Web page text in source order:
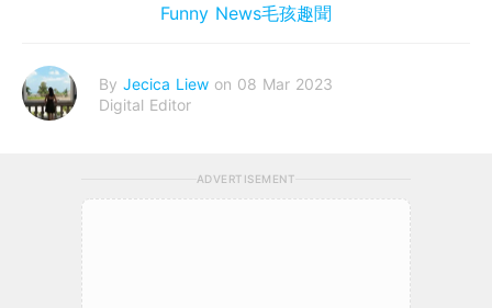
Funny News毛孩趣聞
By Jecica Liew on 08 Mar 2023
Digital Editor
ADVERTISEMENT